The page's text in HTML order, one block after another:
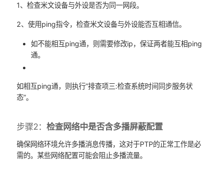
1、检查米文设备与外设是否为同一网段。
2、使用ping指令，检查米文设备与外设能否互相通信。
如不能相互ping通，则需要修改ip，保证两者能互相ping
通。
如相互ping通，则执行”排查项三:检查系统时间同步服务状
态”。
步骤2：检查网络中是否含多播屏蔽配置
确保网络环境允许多播消息传播，这对于PTP的正常工作是必
需的。某些网络配置可能会阻止多播流量。